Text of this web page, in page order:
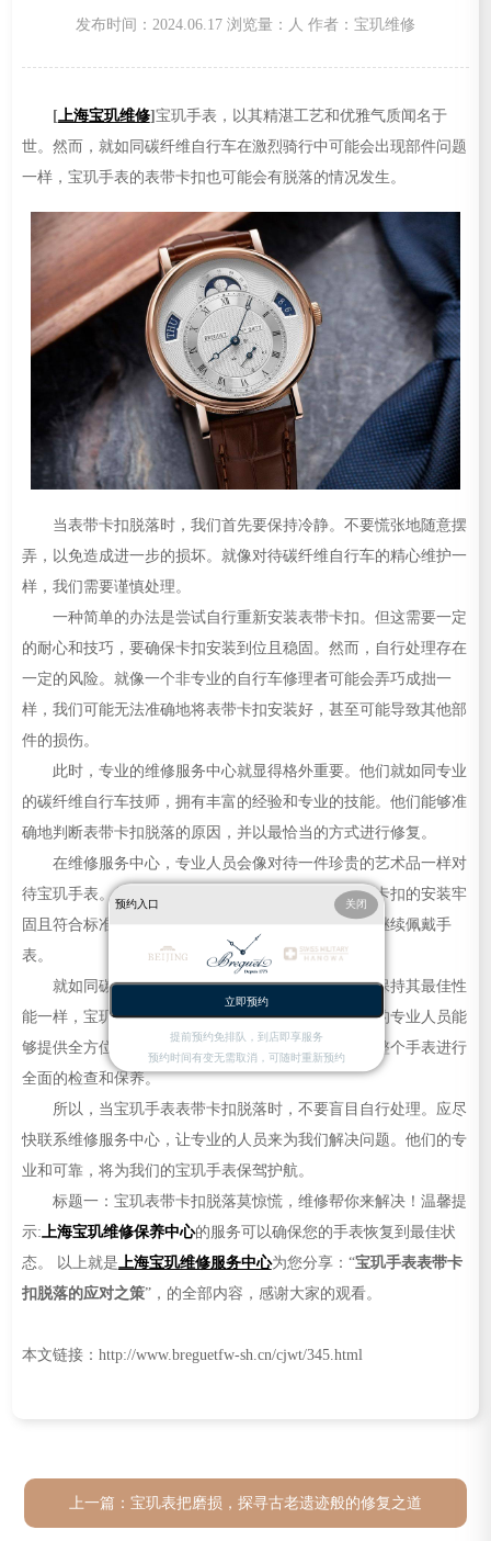
发布时间：2024.06.17 浏览量： 人 作者：宝玑维修
[ 上海宝玑维修]宝玑手表，以其精湛工艺和优雅气质闻名于
世。然而，就如同碳纤维自行车在激烈骑行中可能会出现部件问题
一样，宝玑手表的表带卡扣也可能会有脱落的情况发生。
当表带卡扣脱落时，我们首先要保持冷静。不要慌张地随意摆
弄，以免造成进一步的损坏。就像对待碳纤维自行车的精心维护一
样，我们需要谨慎处理。
一种简单的办法是尝试自行重新安装表带卡扣。但这需要一定
的耐心和技巧，要确保卡扣安装到位且稳固。然而，自行处理存在
一定的风险。就像一个非专业的自行车修理者可能会弄巧成拙一
样，我们可能无法准确地将表带卡扣安装好，甚至可能导致其他部
件的损伤。
此时，专业的维修服务中心就显得格外重要。他们就如同专业
的碳纤维自行车技师，拥有丰富的经验和专业的技能。他们能够准
确地判断表带卡扣脱落的原因，并以最恰当的方式进行修复。
在维修服务中心，专业人员会像对待一件珍贵的艺术品一样对
待宝玑手表。他们会仔细检查每一个细节，确保表带卡扣的安装牢
固且符合标准。他们的专业处理，让我们可以放心地继续佩戴手
表。
就如同碳纤维自行车需要定期保养和专业维修来保持其最佳性
能一样，宝玑手表也需要专业的呵护。维修服务中心的专业人员能
够提供全方位的服务，不仅解决当下的问题，还能对整个手表进行
全面的检查和保养。
所以，当宝玑手表表带卡扣脱落时，不要盲目自行处理。应尽
快联系维修服务中心，让专业的人员来为我们解决问题。他们的专
业和可靠，将为我们的宝玑手表保驾护航。
标题一：宝玑表带卡扣脱落莫惊慌，维修帮你来解决！温馨提
示: 上海宝玑维修保养中心的服务可以确保您的手表恢复到最佳状
态。 以上就是 上海宝玑维修服务中心为您分享：“宝玑手表表带卡
扣脱落的应对之策”，的全部内容，感谢大家的观看。
本文链接：http://www.breguetfw-sh.cn/cjwt/345.html
上一篇： 宝玑表把磨损，探寻古老遗迹般的修复之道
预约入口 关闭
立即预约
提前预约免排队，到店即享服务
预约时间有变无需取消，可随时重新预约